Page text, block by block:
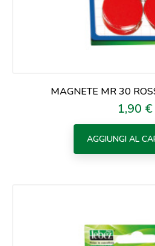
MAGNETE MR 30
Prezzo
1,90 €
AGGIUNGI AL